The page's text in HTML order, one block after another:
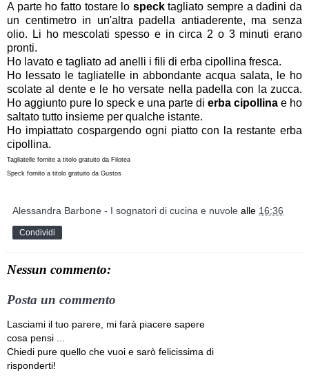
A parte ho fatto tostare lo specktagliato sempre a dadini da
un centimetro in un'altra padella antiaderente, ma senza
olio. Li ho mescolati spesso e in circa 2 o 3 minuti erano
pronti.
Ho lavato e tagliato ad anelli i fili di erba cipollina fresca.
Ho lessato le tagliatelle in abbondante acqua salata, le ho
scolate al dente e le ho versate nella padella con la zucca.
Ho aggiunto pure lo speck e una parte di erba cipollina e ho
saltato tutto insieme per qualche istante.
Ho impiattato cospargendo ogni piatto con la restante erba
cipollina.
Tagliatelle fornite a titolo gratuito da Filotea
Speck fornito a titolo gratuito da Gustos
Alessandra Barbone - I sognatori di cucina e nuvole alle 16:36
Condividi
Nessun commento:
Posta un commento
Lasciami il tuo parere, mi farà piacere sapere
cosa pensi ...
Chiedi pure quello che vuoi e sarò felicissima di
risponderti!